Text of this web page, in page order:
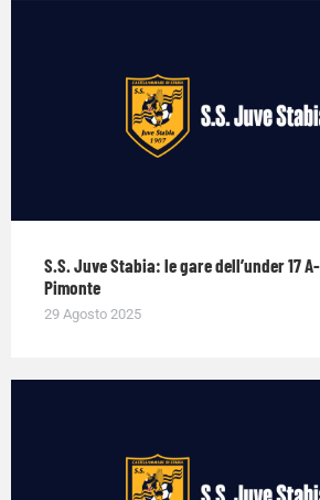
S.S. Juve Stabia: le gare dell’under 17
Pimonte
29 Agosto 2025